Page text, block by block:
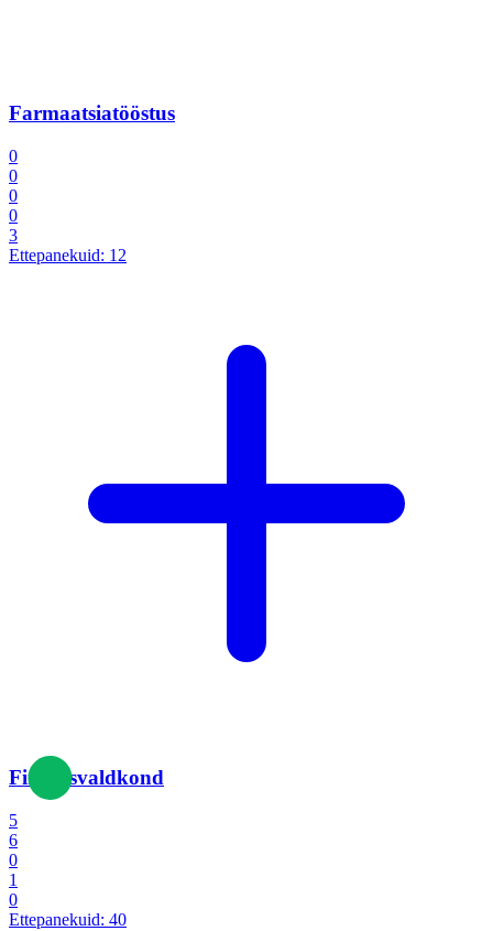
Farmaatsiatööstus
0
0
0
0
3
Ettepanekuid: 12
Finantsvaldkond
5
6
0
1
0
Ettepanekuid: 40